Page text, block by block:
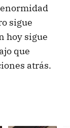
sigue
hoy sigue
que
atrás.